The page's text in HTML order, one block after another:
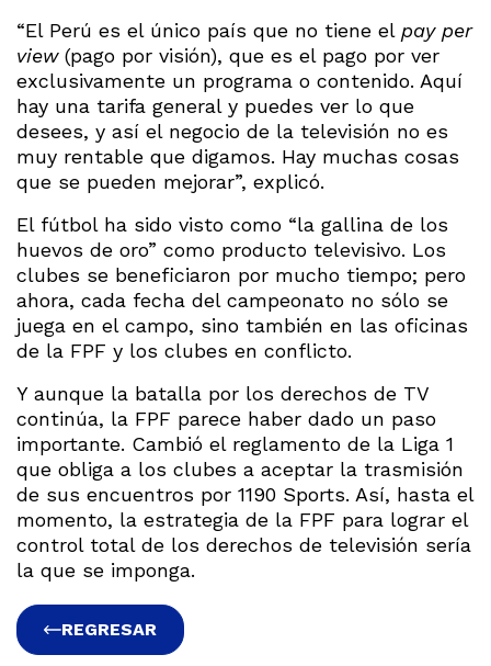
“El Perú es el único país que no tiene el pay per
view (pago por visión), que es el pago por ver
exclusivamente un programa o contenido. Aquí
hay una tarifa general y puedes ver lo que
desees, y así el negocio de la televisión no es
muy rentable que digamos. Hay muchas cosas
que se pueden mejorar”, explicó.
El fútbol ha sido visto como “la gallina de los
huevos de oro” como producto televisivo. Los
clubes se beneficiaron por mucho tiempo; pero
ahora, cada fecha del campeonato no sólo se
juega en el campo, sino también en las oficinas
de la FPF y los clubes en conflicto.
Y aunque la batalla por los derechos de TV
continúa, la FPF parece haber dado un paso
importante. Cambió el reglamento de la Liga 1
que obliga a los clubes a aceptar la trasmisión
de sus encuentros por 1190 Sports. Así, hasta el
momento, la estrategia de la FPF para lograr el
control total de los derechos de televisión sería
la que se imponga.
REGRESAR